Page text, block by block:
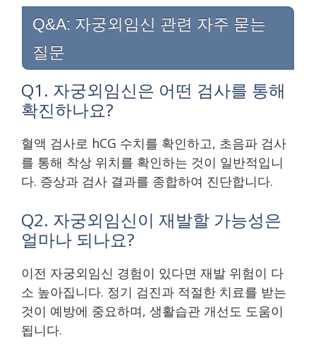
Q&A: 자궁외임신 관련 자주 묻는
질문
Q1. 자궁외임신은 어떤 검사를 통해
확진하나요?
혈액 검사로 hCG 수치를 확인하고, 초음파 검사
를 통해 착상 위치를 확인하는 것이 일반적입니
다. 증상과 검사 결과를 종합하여 진단합니다.
Q2. 자궁외임신이 재발할 가능성은
얼마나 되나요?
이전 자궁외임신 경험이 있다면 재발 위험이 다
소 높아집니다. 정기 검진과 적절한 치료를 받는
것이 예방에 중요하며, 생활습관 개선도 도움이
됩니다.